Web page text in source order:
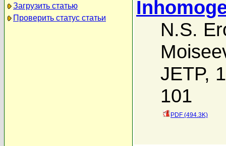
Загрузить статью
Проверить статус статьи
N.S.
JETP,
101
PDF (494.3K)